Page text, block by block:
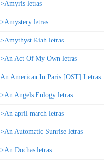
>Amyris letras
>Amystery letras
>Amythyst Kiah letras
>An Act Of My Own letras
An American In Paris [OST] Letras
>An Angels Eulogy letras
>An april march letras
>An Automatic Sunrise letras
>An Dochas letras